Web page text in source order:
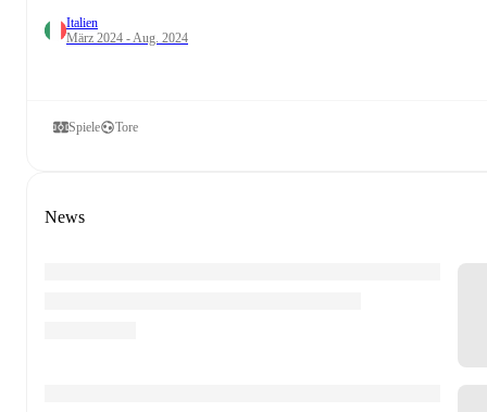
Italien
März 2024 - Aug. 2024
Spiele Tore
News